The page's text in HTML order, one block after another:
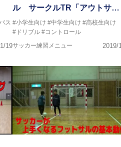
ス
19
ル サークルTR「アウトサ…
#小学生向け #中学生向け #高校生向け
#ドリブル #コントロール
サッカー練習メニュー
2019/